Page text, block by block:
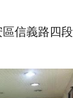
信義路四段